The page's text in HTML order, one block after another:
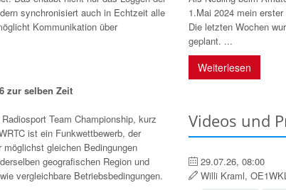
synchronisiert auch in Echtzeit alle
Kommunikation über
zur selben Zeit
Team Championship, kurz
ist ein Funkwettbewerb, der
gleichen Bedingungen
geografischen Region und
vergleichbare Betriebsbedingungen.
1.Mai 2024 mein
Die letzten Wochen
geplant. ...
Weiterlesen
Videos und
29.07.26, 08:00
Willi Kraml,